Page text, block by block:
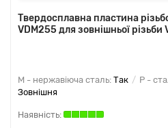
Твердосплавна пластина
VDM255 для зовнішньої різьби
M - нержавіюча сталь: Так P -
Зовнішня